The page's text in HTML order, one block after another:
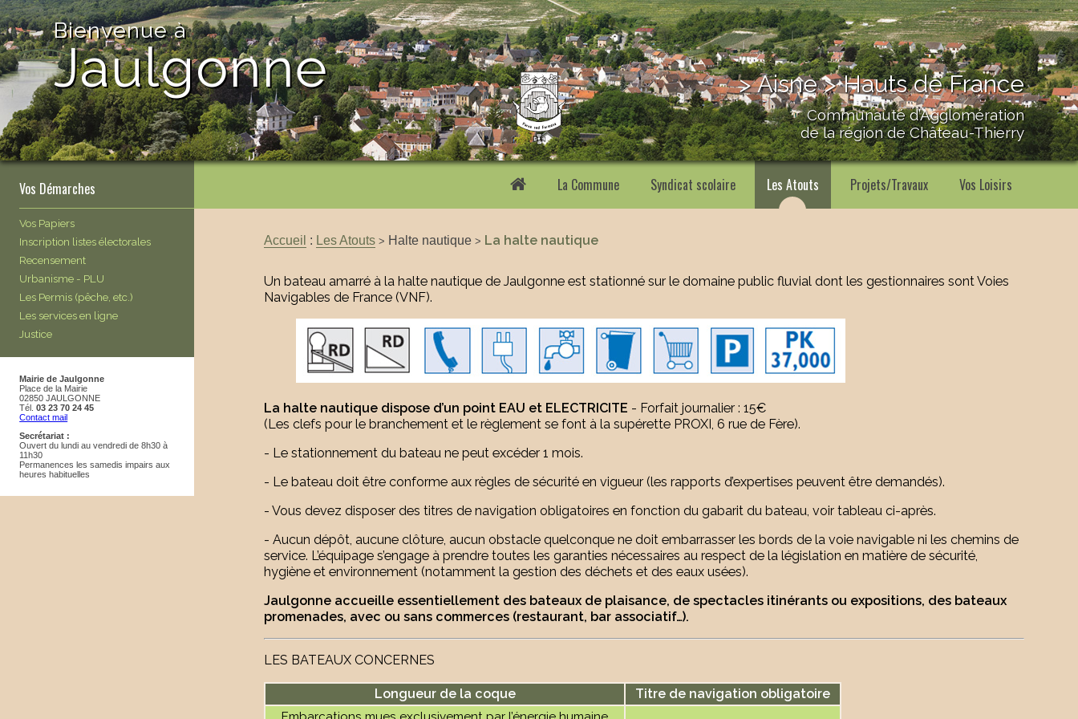
> Aisne > Hauts de France
Communauté d’Agglomération
de la région de Château-Thierry
Bienvenue à
Jaulgonne
La Commune Syndicat scolaire Les Atouts Projets/Travaux Vos Loisirs
Vos Démarches
Vos Papiers
Inscription listes électorales
Recensement
Urbanisme - PLU
Les Permis (pêche, etc.)
Les services en ligne
Justice
Mairie de Jaulgonne
Place de la Mairie
02850 JAULGONNE
Tél.03 23 70 24 45
Contact mail
Secrétariat :
Ouvert du lundi au vendredi de 8h30 à
11h30
Permanences les samedis impairs aux
heures habituelles
Accueil : Les Atouts > Halte nautique > La halte nautique
Un bateau amarré à la halte nautique de Jaulgonne est stationné sur le domaine public fluvial dont les gestionnaires sont Voies
Navigables de France (VNF).
La halte nautique dispose d’un point EAU et ELECTRICITE - Forfait journalier : 15€
(Les clefs pour le branchement et le règlement se font à la supérette PROXI, 6 rue de Fère).
- Le stationnement du bateau ne peut excéder 1 mois.
- Le bateau doit être conforme aux règles de sécurité en vigueur (les rapports d’expertises peuvent être demandés).
- Vous devez disposer des titres de navigation obligatoires en fonction du gabarit du bateau, voir tableau ci-après.
- Aucun dépôt, aucune clôture, aucun obstacle quelconque ne doit embarrasser les bords de la voie navigable ni les chemins de
service. L’équipage s’engage à prendre toutes les garanties nécessaires au respect de la législation en matière de sécurité,
hygiène et environnement (notamment la gestion des déchets et des eaux usées).
Jaulgonne accueille essentiellement des bateaux de plaisance, de spectacles itinérants ou expositions, des bateaux
promenades, avec ou sans commerces (restaurant, bar associatif…).
LES BATEAUX CONCERNES
Longueur de la coque Titre de navigation obligatoire